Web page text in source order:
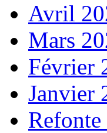
Avril
Mars
Février
Janvier
Refonte